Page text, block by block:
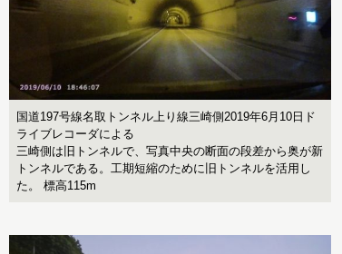
国道197号線名取トンネル上り線三崎側2019年6月10日ド
ライブレコーダによる
三崎側は旧トンネルで、写真中央の断面の段差から奥が新
トンネルである。工期短縮のために旧トンネルを活用し
た。 標高115m